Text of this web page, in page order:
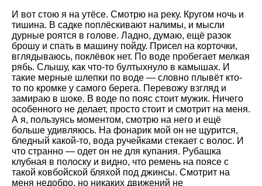
И вот стою я на утёсе. Смотрю на реку. Кругом ночь и
тишина. В садке поплёскивают налимы, и мысли
дурные роятся в голове. Ладно, думаю, ещё разок
брошу и спать в машину пойду. Присел на корточки,
вглядываюсь, поклёвок нет. По воде пробегает мелкая
рябь. Слышу, как что-то бултыхнуло в камышах. И
такие мерные шлепки по воде — словно плывёт кто-
то по кромке у самого берега. Перевожу взгляд и
замираю в шоке. В воде по пояс стоит мужик. Ничего
особенного не делает, просто стоит и смотрит на меня.
А я, пользуясь моментом, смотрю на него и ещё
больше удивляюсь. На фонарик мой он не щурится,
бледный какой-то, вода ручейками стекает с волос. И
что странно — одет он не для купания. Рубашка
клубная в полоску и видно, что ремень на поясе с
такой ковбойской бляхой под джинсы. Смотрит на
меня недобро, но никаких движений не